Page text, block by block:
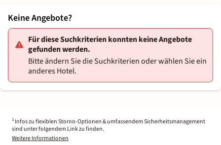
Keine Angebote?
Für diese Suchkriterien konnten keine Angebote
gefunden werden.
Bitte ändern Sie die Suchkriterien oder wählen Sie ein
anderes Hotel.
1 Infos zu flexiblen Storno-Optionen & umfassendem Sicherheitsmanagement
sind unter folgendem Link zu finden.
Weitere Informationen